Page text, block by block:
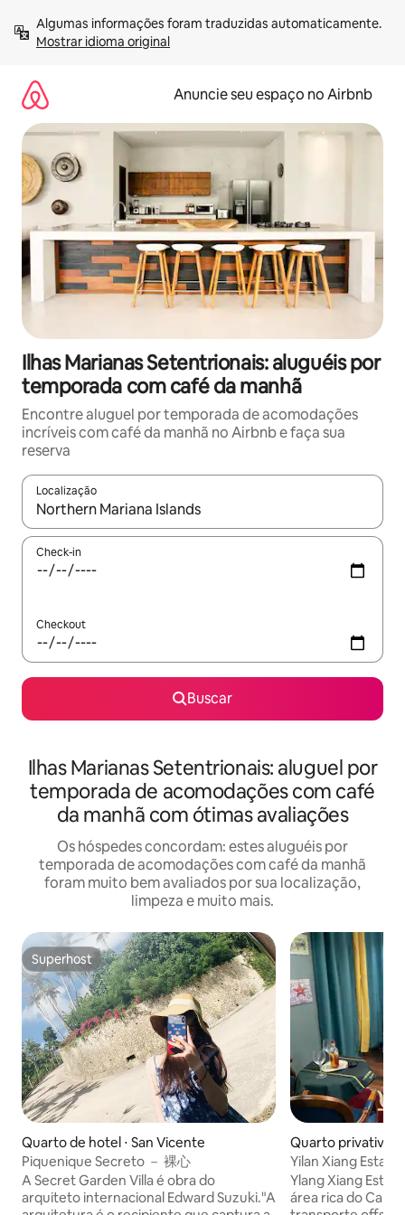
para
Mostrar idioma original
Anuncie seu espaço no Airbnb
Ilhas Marianas Setentrionais: aluguéis por
temporada com café da manhã
Encontre aluguel por temporada de acomodações
incríveis com café da manhã no Airbnb e faça sua
reserva
Localização
Quando os resultados estiverem disponíveis, explore-os
Check-in
Checkout
Buscar
Ilhas Marianas Setentrionais: aluguel por
temporada de acomodações com café
da manhã com ótimas avaliações
Os hóspedes concordam: estes aluguéis por
temporada de acomodações com café da manhã
foram muito bem avaliados por sua localização,
limpeza e muito mais.
Superhost
Superhost
Quarto de hotel ⋅ San Vicente
Piquenique Secreto － 裸心
A Secret Garden Villa é obra do
arquiteto internacional Edward Suzuki."A
Quarto privativo ⋅
Yilan Xiang Estate
Ylang Xiang
área rica do